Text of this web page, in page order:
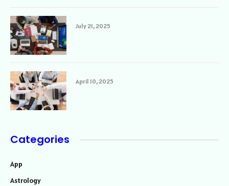
July 21, 2025
April 10, 2025
Categories
App
Astrology